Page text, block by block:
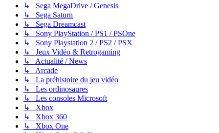
↳ Sega MegaDrive / Genesis
↳ Sega Saturn
↳ Sega Dreamcast
↳ Sony PlayStation / PS1 / PSOne
↳ Sony Playstation 2 / PS2 / PSX
↳ Jeux Vidéo & Retrogaming
↳ Actualité / News
↳ Arcade
↳ La préhistoire du jeu vidéo
↳ Les ordinosaures
↳ Les consoles Microsoft
↳ Xbox
↳ Xbox 360
↳ Xbox One